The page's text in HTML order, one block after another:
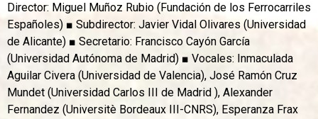
Director: Miguel Muñoz Rubio (Fundación de los Ferrocarriles
Españoles) ■ Subdirector: Javier Vidal Olivares (Universidad
de Alicante) ■ Secretario: Francisco Cayón García
(Universidad Autónoma de Madrid) ■ Vocales: Inmaculada
Aguilar Civera (Universidad de Valencia), José Ramón Cruz
Mundet (Universidad Carlos III de Madrid ), Alexander
Fernandez (Universitè Bordeaux III-CNRS), Esperanza Frax